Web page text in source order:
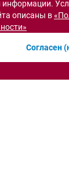
информации.
описаны в
Согласен